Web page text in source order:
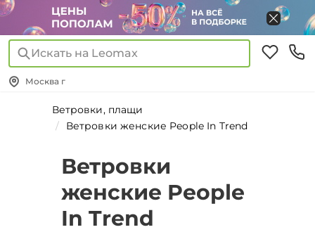
Искать на Leomax
Москва г
Ветровки, плащи
Ветровки женские People In Trend
Ветровки
женские People
In Trend